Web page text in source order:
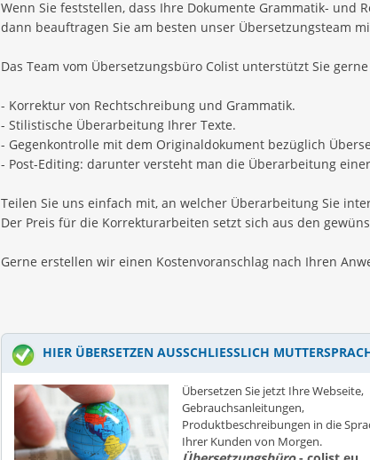
Wenn Sie feststellen, dass Ihre Dokumente Grammatik-
dann beauftragen Sie am besten unser Übersetzungsteam
Das Team vom Übersetzungsbüro Colist unterstützt Sie
- Korrektur von Rechtschreibung und Grammatik.
- Stilistische Überarbeitung Ihrer Texte.
- Gegenkontrolle mit dem Originaldokument bezüglich
- Post-Editing: darunter versteht man die Überarbeitung
Teilen Sie uns einfach mit, an welcher Überarbeitung Sie
Der Preis für die Korrekturarbeiten setzt sich aus den
Gerne erstellen wir einen Kostenvoranschlag nach Ihren
HIER ÜBERSETZEN AUSSCHLIESSLICH
Übersetzen Sie jetzt Ihre Webseite,
Gebrauchsanleitungen,
Produktbeschreibungen in die
Ihrer Kunden von Morgen.